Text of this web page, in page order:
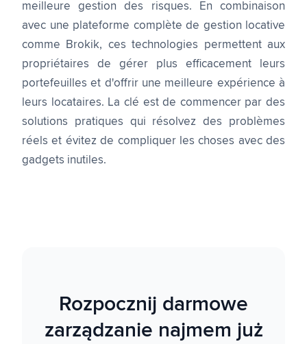
meilleure gestion des risques. En combinaison
avec une plateforme complète de gestion locative
comme Brokik, ces technologies permettent aux
propriétaires de gérer plus efficacement leurs
portefeuilles et d'offrir une meilleure expérience à
leurs locataires. La clé est de commencer par des
solutions pratiques qui résolvez des problèmes
réels et évitez de compliquer les choses avec des
gadgets inutiles.
Rozpocznij darmowe
zarządzanie najmem już